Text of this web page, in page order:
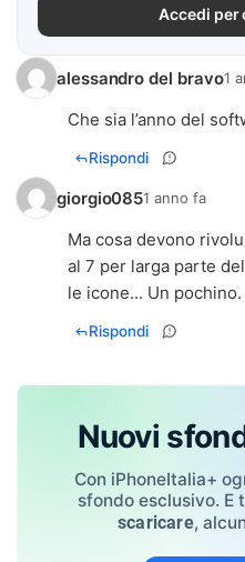
Accedi per
alessandro del bravo1
Che sia l’anno del
Rispondi
giorgio0851 anno fa
Ma cosa devono
al 7 per larga parte
le icone... Un pochino.
Rispondi
Nuovi
Con iPhoneItalia+
sfondo esclusivo. E
scaricare,